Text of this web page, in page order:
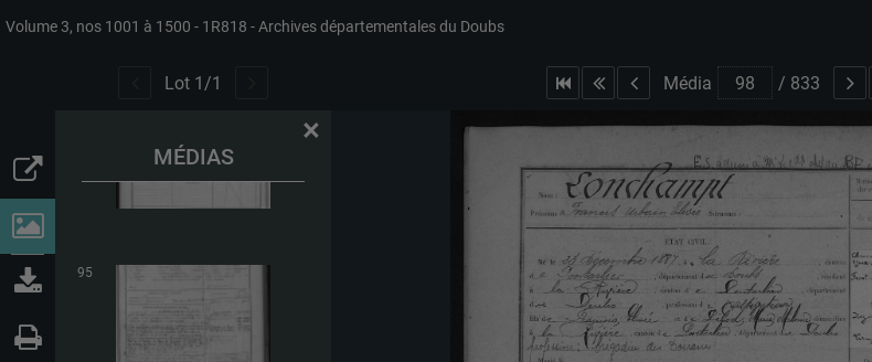
Volume 3, nos 1001 à 1500 1R818 Archives départementales du Doubs
Lot 1 /1 Média / 833
MÉDIAS
×
95